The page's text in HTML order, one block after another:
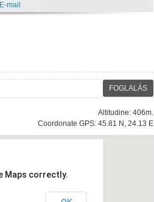
E-mail
FOGLALÁS
Altitudine: 406m.
Coordonate GPS: 45.81 N, 24.13 E
Maps correctly.